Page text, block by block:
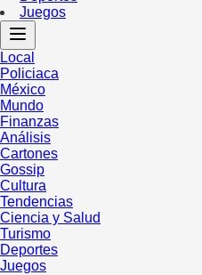
Juegos
Local
Policiaca
México
Mundo
Finanzas
Análisis
Cartones
Gossip
Cultura
Tendencias
Ciencia y Salud
Turismo
Deportes
Juegos